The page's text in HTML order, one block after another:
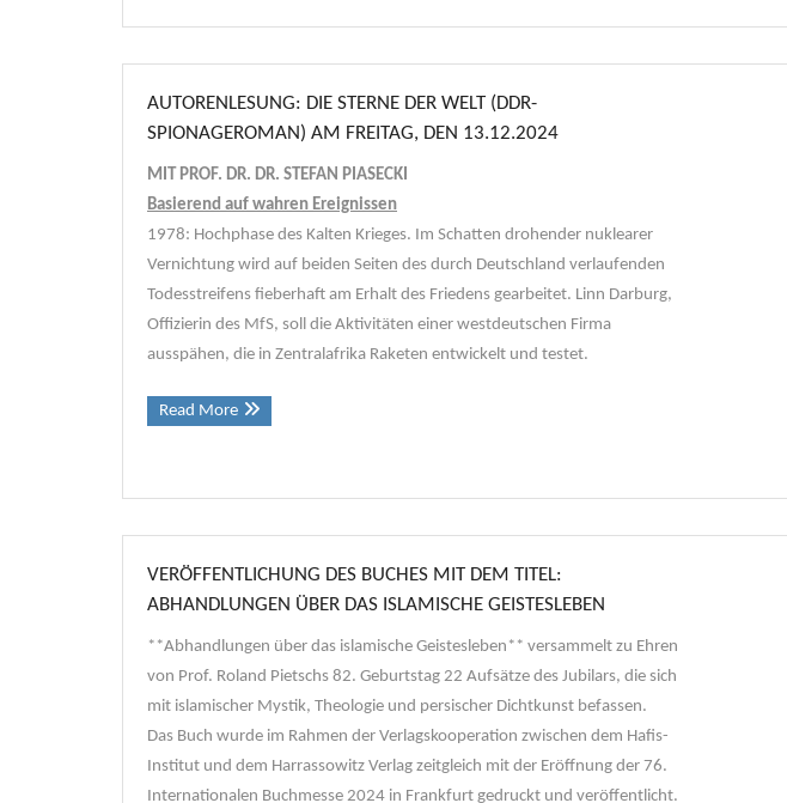
AUTORENLESUNG: DIE STERNE DER WELT (DDR-
SPIONAGEROMAN) AM FREITAG, DEN 13.12.2024
MIT PROF. DR. DR. STEFAN PIASECKI
Basierend auf wahren Ereignissen
1978: Hochphase des Kalten Krieges. Im Schatten drohender nuklearer
Vernichtung wird auf beiden Seiten des durch Deutschland verlaufenden
Todesstreifens fieberhaft am Erhalt des Friedens gearbeitet. Linn Darburg,
Offizierin des MfS, soll die Aktivitäten einer westdeutschen Firma
ausspähen, die in Zentralafrika Raketen entwickelt und testet.
Read More
VERÖFFENTLICHUNG DES BUCHES MIT DEM TITEL:
ABHANDLUNGEN ÜBER DAS ISLAMISCHE GEISTESLEBEN
**Abhandlungen über das islamische Geistesleben** versammelt zu Ehren
von Prof. Roland Pietschs 82. Geburtstag 22 Aufsätze des Jubilars, die sich
mit islamischer Mystik, Theologie und persischer Dichtkunst befassen.
Das Buch wurde im Rahmen der Verlagskooperation zwischen dem Hafis-
Institut und dem Harrassowitz Verlag zeitgleich mit der Eröffnung der 76.
Internationalen Buchmesse 2024 in Frankfurt gedruckt und veröffentlicht.